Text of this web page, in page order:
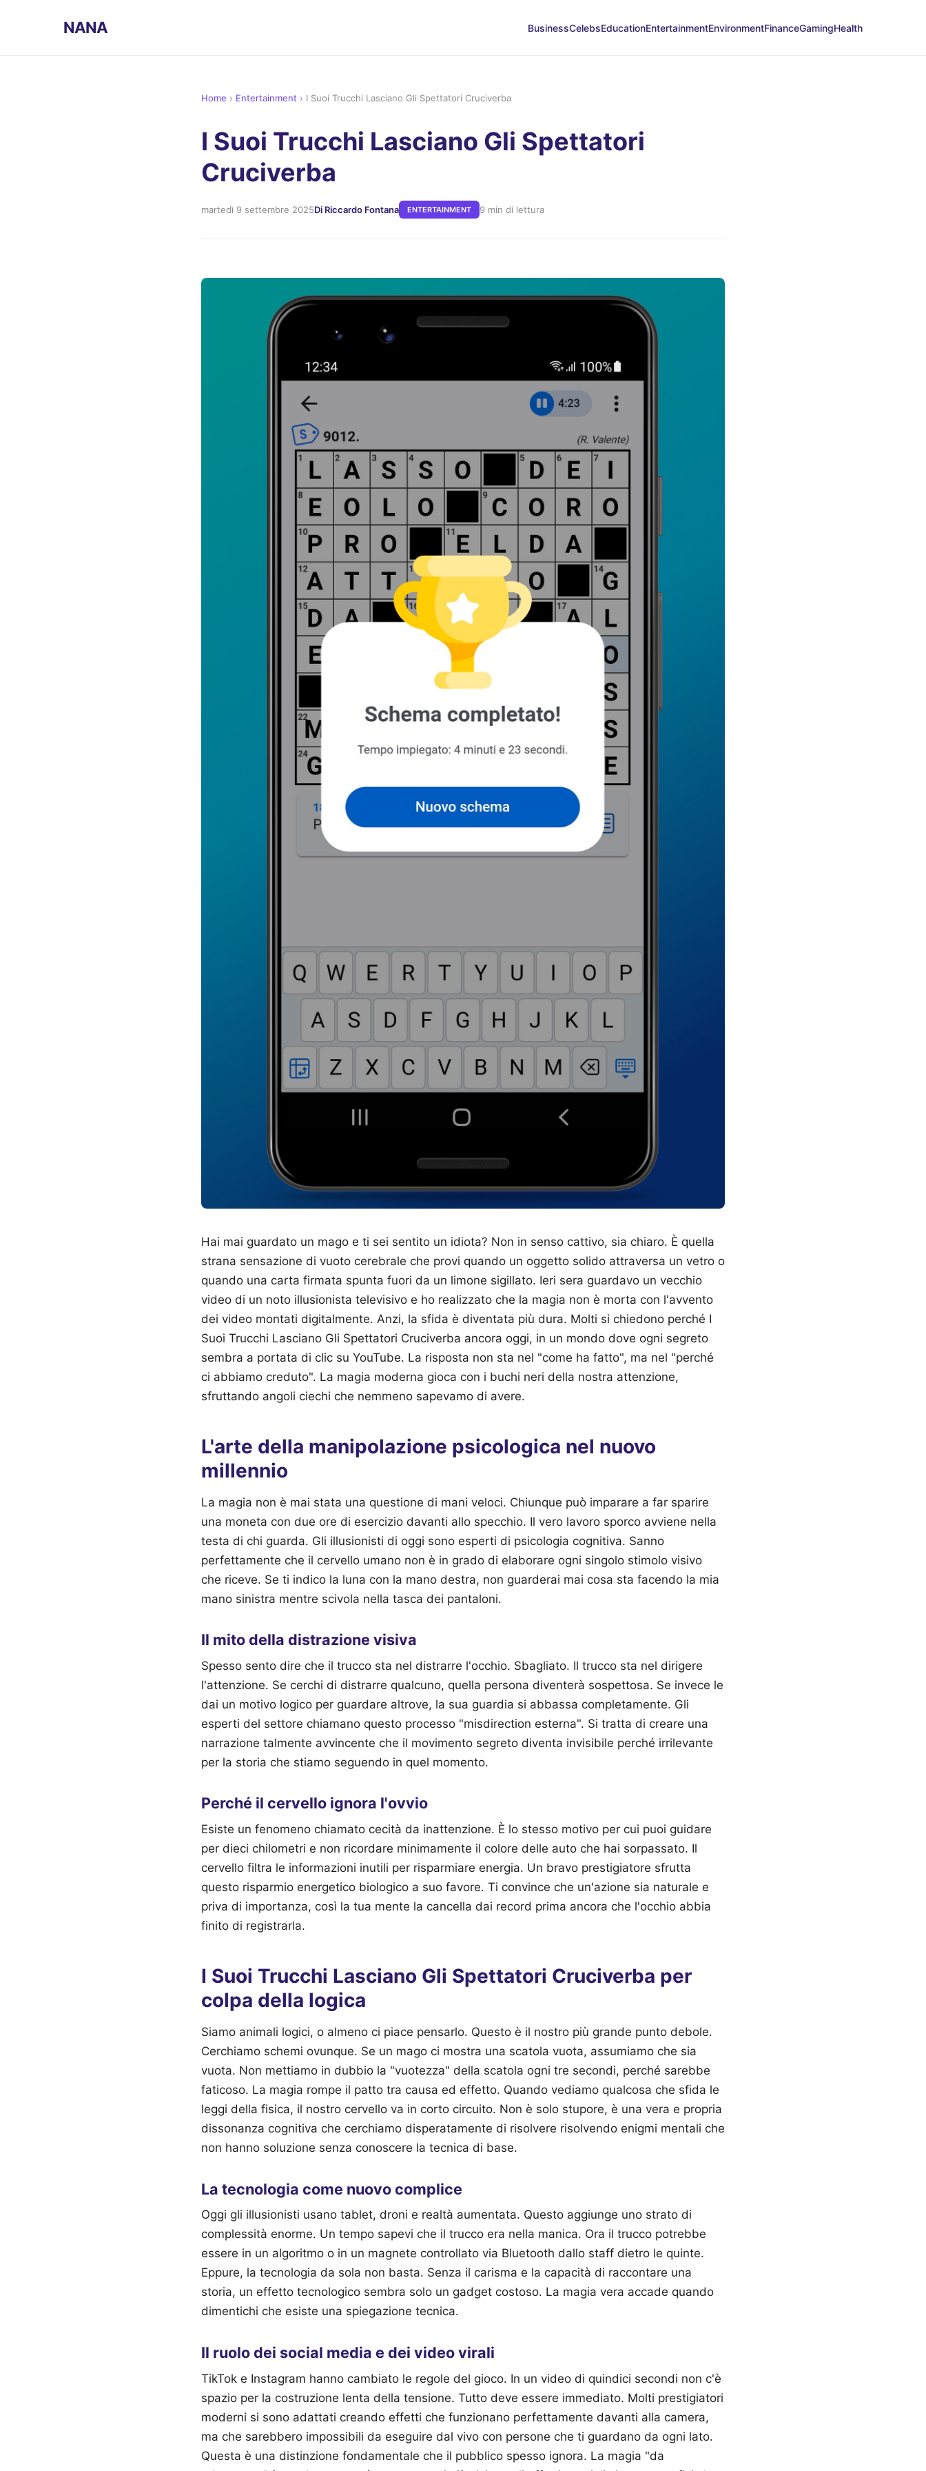
NANA BusinessCelebsEducationEntertainmentEnvironmentFinanceGamingHealth
Home › Entertainment › I Suoi Trucchi Lasciano Gli Spettatori Cruciverba
I Suoi Trucchi Lasciano Gli Spettatori
Cruciverba
martedì 9 settembre 2025Di Riccardo Fontana ENTERTAINMENT 9 min di lettura
Hai mai guardato un mago e ti sei sentito un idiota? Non in senso cattivo, sia chiaro. È quella
strana sensazione di vuoto cerebrale che provi quando un oggetto solido attraversa un vetro o
quando una carta firmata spunta fuori da un limone sigillato. Ieri sera guardavo un vecchio
video di un noto illusionista televisivo e ho realizzato che la magia non è morta con l'avvento
dei video montati digitalmente. Anzi, la sfida è diventata più dura. Molti si chiedono perché I
Suoi Trucchi Lasciano Gli Spettatori Cruciverba ancora oggi, in un mondo dove ogni segreto
sembra a portata di clic su YouTube. La risposta non sta nel "come ha fatto", ma nel "perché
ci abbiamo creduto". La magia moderna gioca con i buchi neri della nostra attenzione,
sfruttando angoli ciechi che nemmeno sapevamo di avere.
L'arte della manipolazione psicologica nel nuovo
millennio
La magia non è mai stata una questione di mani veloci. Chiunque può imparare a far sparire
una moneta con due ore di esercizio davanti allo specchio. Il vero lavoro sporco avviene nella
testa di chi guarda. Gli illusionisti di oggi sono esperti di psicologia cognitiva. Sanno
perfettamente che il cervello umano non è in grado di elaborare ogni singolo stimolo visivo
che riceve. Se ti indico la luna con la mano destra, non guarderai mai cosa sta facendo la mia
mano sinistra mentre scivola nella tasca dei pantaloni.
Il mito della distrazione visiva
Spesso sento dire che il trucco sta nel distrarre l'occhio. Sbagliato. Il trucco sta nel dirigere
l'attenzione. Se cerchi di distrarre qualcuno, quella persona diventerà sospettosa. Se invece le
dai un motivo logico per guardare altrove, la sua guardia si abbassa completamente. Gli
esperti del settore chiamano questo processo "misdirection esterna". Si tratta di creare una
narrazione talmente avvincente che il movimento segreto diventa invisibile perché irrilevante
per la storia che stiamo seguendo in quel momento.
Perché il cervello ignora l'ovvio
Esiste un fenomeno chiamato cecità da inattenzione. È lo stesso motivo per cui puoi guidare
per dieci chilometri e non ricordare minimamente il colore delle auto che hai sorpassato. Il
cervello filtra le informazioni inutili per risparmiare energia. Un bravo prestigiatore sfrutta
questo risparmio energetico biologico a suo favore. Ti convince che un'azione sia naturale e
priva di importanza, così la tua mente la cancella dai record prima ancora che l'occhio abbia
finito di registrarla.
I Suoi Trucchi Lasciano Gli Spettatori Cruciverba per
colpa della logica
Siamo animali logici, o almeno ci piace pensarlo. Questo è il nostro più grande punto debole.
Cerchiamo schemi ovunque. Se un mago ci mostra una scatola vuota, assumiamo che sia
vuota. Non mettiamo in dubbio la "vuotezza" della scatola ogni tre secondi, perché sarebbe
faticoso. La magia rompe il patto tra causa ed effetto. Quando vediamo qualcosa che sfida le
leggi della fisica, il nostro cervello va in corto circuito. Non è solo stupore, è una vera e propria
dissonanza cognitiva che cerchiamo disperatamente di risolvere risolvendo enigmi mentali che
non hanno soluzione senza conoscere la tecnica di base.
La tecnologia come nuovo complice
Oggi gli illusionisti usano tablet, droni e realtà aumentata. Questo aggiunge uno strato di
complessità enorme. Un tempo sapevi che il trucco era nella manica. Ora il trucco potrebbe
essere in un algoritmo o in un magnete controllato via Bluetooth dallo staff dietro le quinte.
Eppure, la tecnologia da sola non basta. Senza il carisma e la capacità di raccontare una
storia, un effetto tecnologico sembra solo un gadget costoso. La magia vera accade quando
dimentichi che esiste una spiegazione tecnica.
Il ruolo dei social media e dei video virali
TikTok e Instagram hanno cambiato le regole del gioco. In un video di quindici secondi non c'è
spazio per la costruzione lenta della tensione. Tutto deve essere immediato. Molti prestigiatori
moderni si sono adattati creando effetti che funzionano perfettamente davanti alla camera,
ma che sarebbero impossibili da eseguire dal vivo con persone che ti guardano da ogni lato.
Questa è una distinzione fondamentale che il pubblico spesso ignora. La magia "da